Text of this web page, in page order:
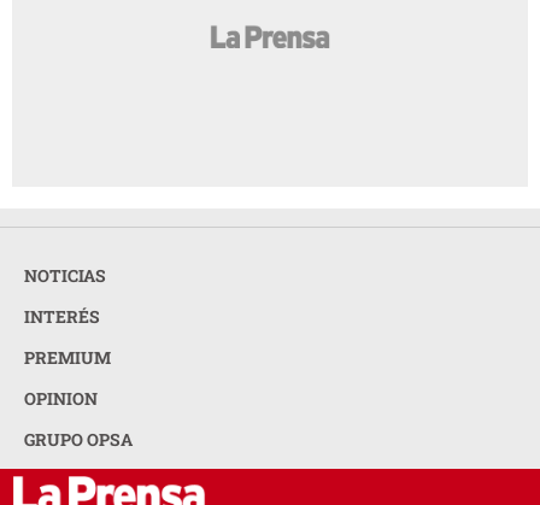
NOTICIAS
INTERÉS
PREMIUM
OPINION
GRUPO OPSA